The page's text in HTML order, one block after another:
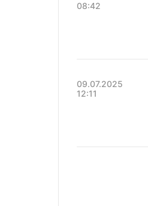
08:42
09.07.2025
12:11